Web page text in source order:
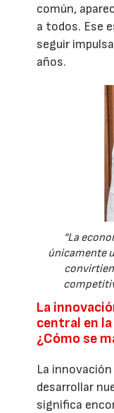
común,
a todos. Ese
seguir
años.
“La
únicamente
La
central en
¿Cómo se
La
desarrollar
significa